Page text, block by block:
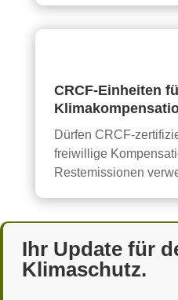
CRCF-Einheiten
Dürfen CRCF-
freiwillige
Restemissionen
Ihr Update für
Klimaschutz.